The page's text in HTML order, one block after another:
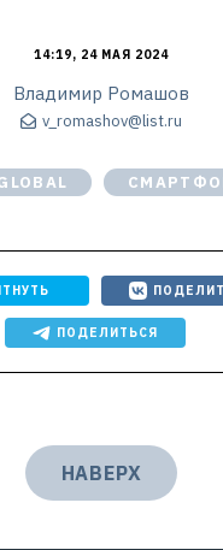
14:19, 24 МАЯ 2024
Владимир Ромашов
v_romashov@list.ru
ПОДЕЛИТЬСЯ
НАВЕРХ